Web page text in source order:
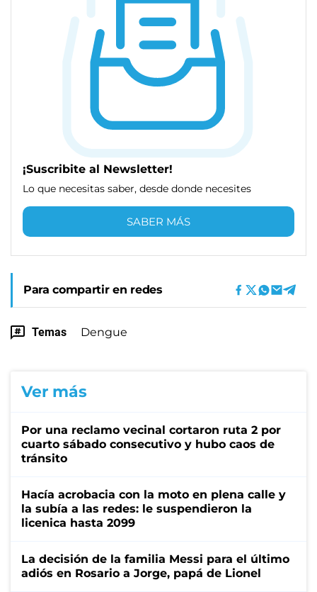
¡Suscribite al Newsletter!
Lo que necesitas saber, desde donde necesites
SABER MÁS
Para compartir en redes
Temas Dengue
Ver más
Por una reclamo vecinal cortaron ruta 2 por
cuarto sábado consecutivo y hubo caos de
tránsito
Hacía acrobacia con la moto en plena calle y
la subía a las redes: le suspendieron la
licenica hasta 2099
La decisión de la familia Messi para el último
adiós en Rosario a Jorge, papá de Lionel